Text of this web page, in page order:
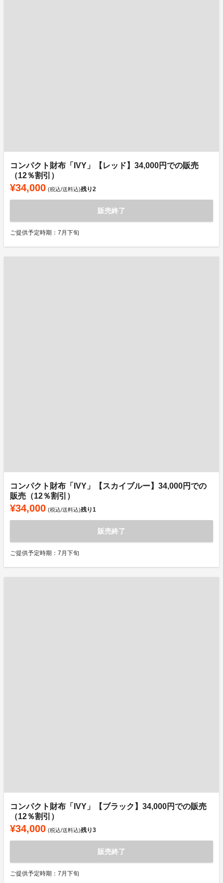
コンパクト財布「IVY」【レッド】34,000円での販売
（12％割引）
¥34,000 (税込/送料込)残り2
販売終了
ご提供予定時期：7月下旬
コンパクト財布「IVY」【スカイブルー】34,000円での
販売（12％割引）
¥34,000 (税込/送料込)残り1
販売終了
ご提供予定時期：7月下旬
コンパクト財布「IVY」【ブラック】34,000円での販売
（12％割引）
¥34,000 (税込/送料込)残り3
販売終了
ご提供予定時期：7月下旬